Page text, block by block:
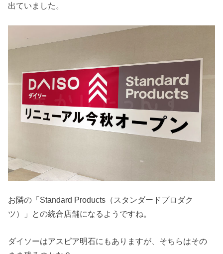
出ていました。
お隣の「Standard Products（スタンダードプロダク
ツ）」との統合店舗になるようですね。
ダイソーはアスピア明石にもありますが、そちらはその